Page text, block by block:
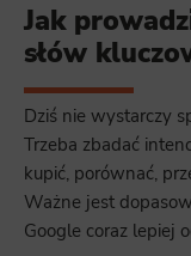
Jak
słów
Dziś nie wystarczy
Trzeba zbadać
kupić, porównać,
Ważne jest
Google coraz lepiej